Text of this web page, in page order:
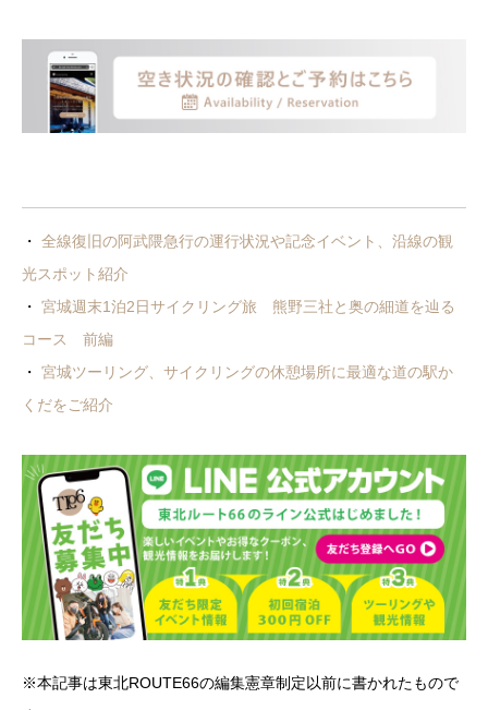
・ 全線復旧の阿武隈急行の運行状況や記念イベント、沿線の観
光スポット紹介
・ 宮城週末1泊2日サイクリング旅 熊野三社と奥の細道を辿る
コース 前編
・ 宮城ツーリング、サイクリングの休憩場所に最適な道の駅か
くだをご紹介
※本記事は東北ROUTE66の編集憲章制定以前に書かれたもので